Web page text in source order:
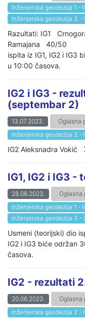
Inženjerska geodezija 1 -
Inženjerska geodezija 3 -
Razultati: IG1
Ramajana 40/50
ispita iz IG1, IG2 i IG3
u 10:00 časova.
IG2 i IG3 -
(septembar 2)
13.07.2023. Oglasna
Inženjerska geodezija 2 -
IG2 Aleksnadra Vokić
IG1, IG2 i IG3 -
28.06.2023. Oglasna
Inženjerska geodezija 1 -
Inženjerska geodezija 3 -
Usmeni (teorijski) dio
IG2 i IG3 biće održan
časova.
IG2 - rezultati
20.06.2023. Oglasna
Inženjerska geodezija 2 -